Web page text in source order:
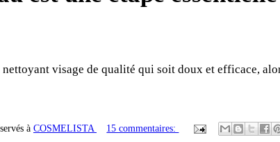
nettoyant visage de qualité qui soit doux et efficace,
à COSMELISTA
15 commentaires: